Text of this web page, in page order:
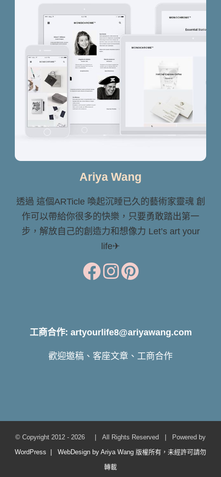
Ariya Wang
透過 這個ARTicle 喚起沉睡已久的藝術家靈魂 創
作可以帶給你很多的快樂，只要勇敢踏出第一
步，解放自己的創造力和想像力 Let’s art your
life✈
工商合作: artyourlife8@ariyawang.com
歡迎邀稿、客座文章、工商合作
© Copyright 2012 - 2026 | All Rights Reserved | Powered by
WordPress | WebDesign by Ariya Wang 版權所有，未經許可請勿
轉載